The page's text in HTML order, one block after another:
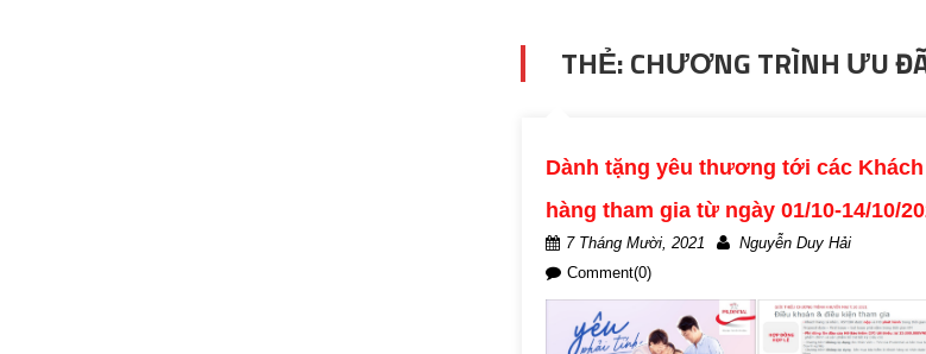
THẺ: CHƯƠNG TRÌNH ƯU
Dành tặng yêu thương tới các Khách
hàng tham gia từ ngày 01/10-14/10/
7 Tháng Mười, 2021
Nguyễn Duy Hải
Comment(0)